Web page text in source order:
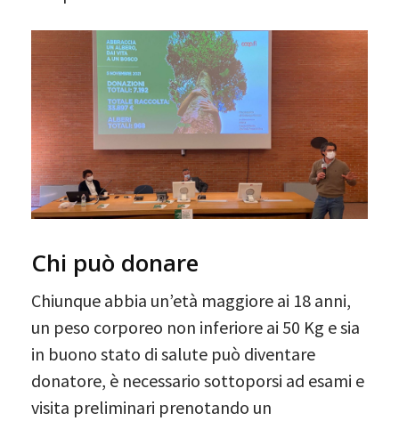
Chi può donare
Chiunque abbia un’età maggiore ai 18 anni,
un peso corporeo non inferiore ai 50 Kg e sia
in buono stato di salute può diventare
donatore, è necessario sottoporsi ad esami e
visita preliminari prenotando un